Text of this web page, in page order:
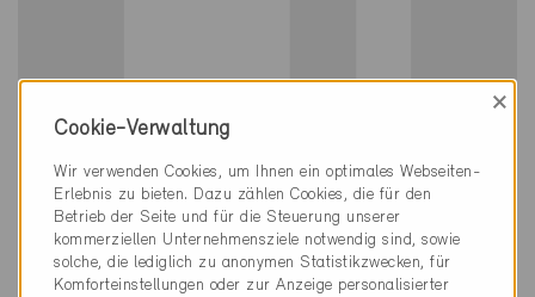
Minergie
Definitiv
Schaffhausen 8200
Neubau, EFH
SH-612
Cookie-Verwaltung
×
Wir verwenden Cookies, um Ihnen ein optimales Webseiten-
Erlebnis zu bieten. Dazu zählen Cookies, die für den
Betrieb der Seite und für die Steuerung unserer
kommerziellen Unternehmensziele notwendig sind, sowie
solche, die lediglich zu anonymen Statistikzwecken, für
Komforteinstellungen oder zur Anzeige personalisierter